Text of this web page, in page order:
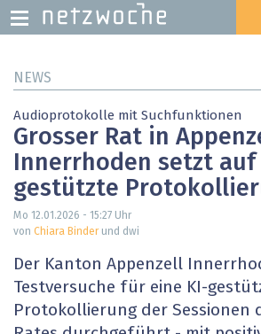
zum
MENU
NEWS
Audioprotokolle mit Suchfunktionen
Grosser Rat in
Innerrhoden setzt auf
gestützte
Mo 12.01.2026 - 15:27 Uhr
von Chiara Binderund dwi
Der Kanton Appenzell
Testversuche für eine KI-
Protokollierung der Sessionen